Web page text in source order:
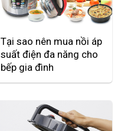
Tại sao nên mua nồi áp
suất điện đa năng cho
bếp gia đình